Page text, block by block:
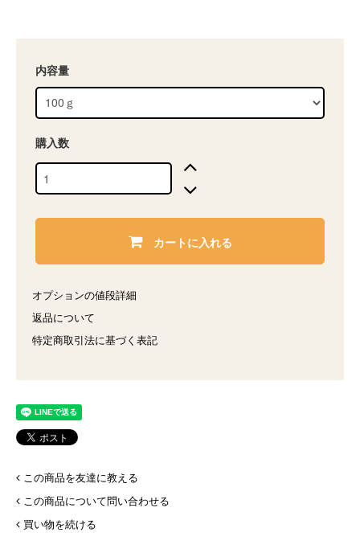
内容量
購入数
カートに入れる
オプションの値段詳細
返品について
特定商取引法に基づく表記
この商品を友達に教える
この商品について問い合わせる
買い物を続ける